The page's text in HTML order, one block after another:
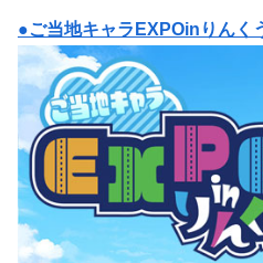
●ご当地キャラEXPOinりんく